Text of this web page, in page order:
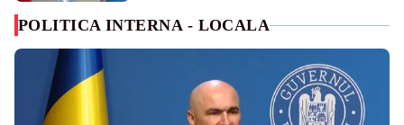
POLITICA INTERNA - LOCALA